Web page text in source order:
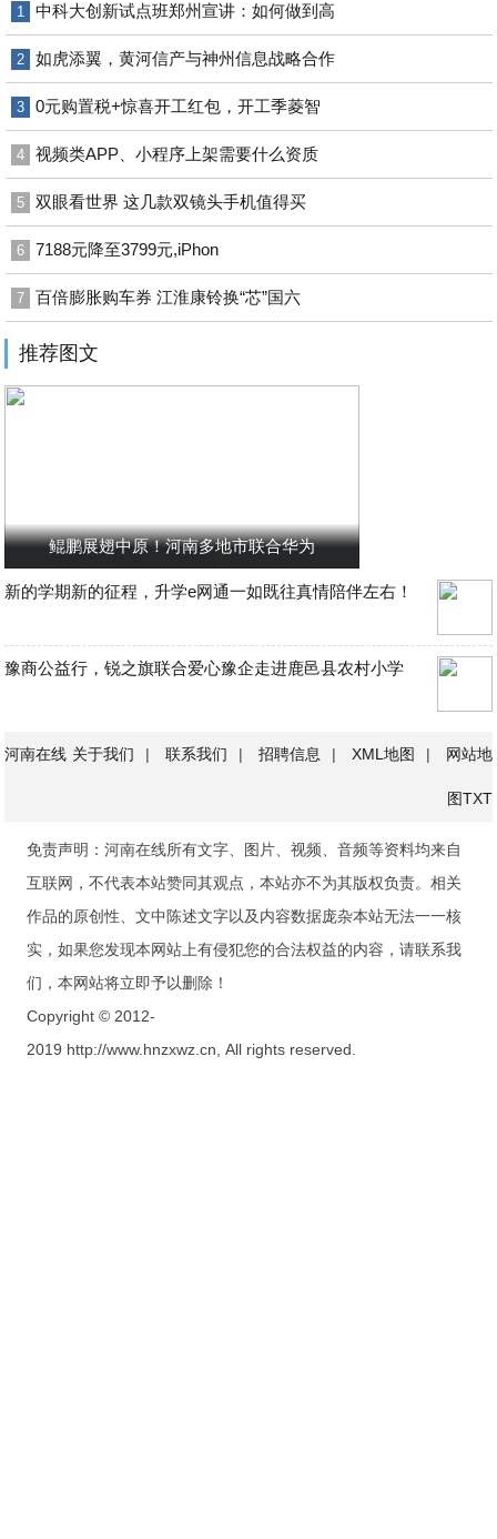
1 中科大创新试点班郑州宣讲：如何做到高
2 如虎添翼，黄河信产与神州信息战略合作
3 0元购置税+惊喜开工红包，开工季菱智
4 视频类APP、小程序上架需要什么资质
5 双眼看世界 这几款双镜头手机值得买
6 7188元降至3799元,iPhon
7 百倍膨胀购车券 江淮康铃换“芯”国六
推荐图文
鲲鹏展翅中原！河南多地市联合华为
新的学期新的征程，升学e网通一如既往真情陪伴左右！
豫商公益行，锐之旗联合爱心豫企走进鹿邑县农村小学
河南在线 关于我们 | 联系我们 | 招聘信息 | XML地图 | 网站地
图TXT
免责声明：河南在线所有文字、图片、视频、音频等资料均来自
互联网，不代表本站赞同其观点，本站亦不为其版权负责。相关
作品的原创性、文中陈述文字以及内容数据庞杂本站无法一一核
实，如果您发现本网站上有侵犯您的合法权益的内容，请联系我
们，本网站将立即予以删除！
Copyright © 2012-
2019 http://www.hnzxwz.cn, All rights reserved.